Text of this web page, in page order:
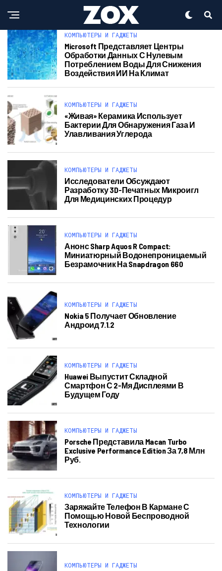
КОМПЬЮТЕРЫ И ГАДЖЕТЫ
Microsoft Представляет Центры
Обработки Данных С Нулевым
Потреблением Воды Для Снижения
Воздействия ИИ На Климат
КОМПЬЮТЕРЫ И ГАДЖЕТЫ
«Живая» Керамика Использует
Бактерии Для Обнаружения Газа И
Улавливания Углерода
КОМПЬЮТЕРЫ И ГАДЖЕТЫ
Исследователи Обсуждают
Разработку 3D-Печатных Микроигл
Для Медицинских Процедур
КОМПЬЮТЕРЫ И ГАДЖЕТЫ
Анонс Sharp Aquos R Compact:
Миниатюрный Водонепроницаемый
Безрамочник На Snapdragon 660
КОМПЬЮТЕРЫ И ГАДЖЕТЫ
Nokia 5 Получает Обновление
Андроид 7.1.2
КОМПЬЮТЕРЫ И ГАДЖЕТЫ
Huawei Выпустит Складной
Смартфон С 2-Мя Дисплеями В
Будущем Году
КОМПЬЮТЕРЫ И ГАДЖЕТЫ
Porsche Представила Macan Turbo
Exclusive Performance Edition За 7,8 Млн
Руб.
КОМПЬЮТЕРЫ И ГАДЖЕТЫ
Заряжайте Телефон В Кармане С
Помощью Новой Беспроводной
Технологии
КОМПЬЮТЕРЫ И ГАДЖЕТЫ